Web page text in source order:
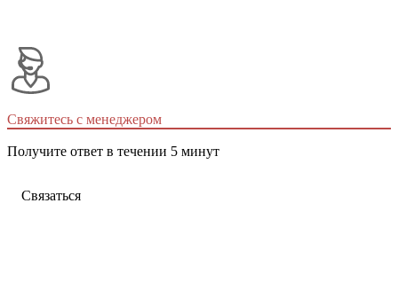
Свяжитесь с менеджером
Получите ответ в течении 5 минут
Связаться